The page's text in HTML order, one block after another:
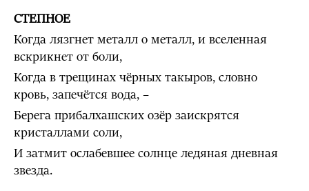
СТЕПНОЕ
Когда лязгнет металл о металл, и вселенная
вскрикнет от боли,
Когда в трещинах чёрных такыров, словно
кровь, запечётся вода, –
Берега прибалхашских озёр заискрятся
кристаллами соли,
И затмит ослабевшее солнце ледяная дневная
звезда.